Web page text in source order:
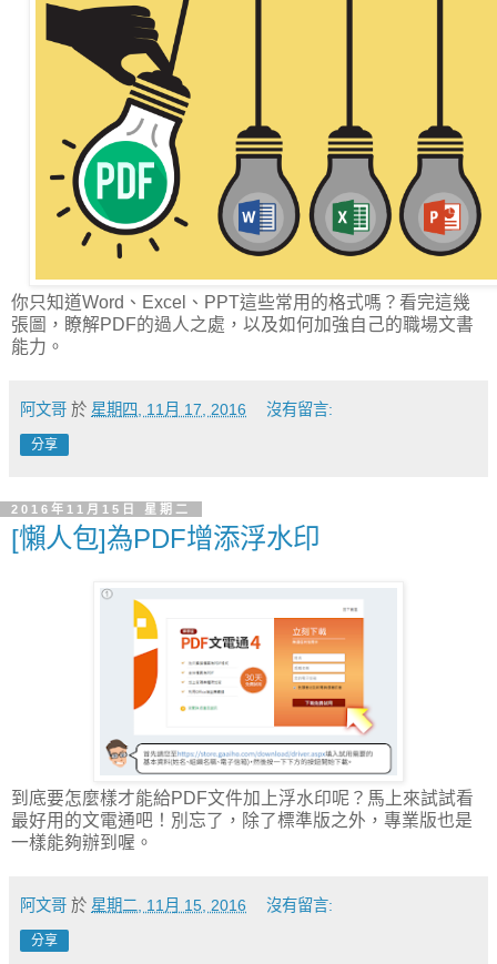
你只知道Word、Excel、PPT這些常用的格式嗎？看完這幾
張圖，瞭解PDF的過人之處，以及如何加強自己的職場文書
能力。
阿文哥 於 星期四, 11月 17, 2016 沒有留言:
分享
2016年11月15日 星期二
[懶人包]為PDF增添浮水印
到底要怎麼樣才能給PDF文件加上浮水印呢？馬上來試試看
最好用的文電通吧！別忘了，除了標準版之外，專業版也是
一樣能夠辦到喔。
阿文哥 於 星期二, 11月 15, 2016 沒有留言:
分享